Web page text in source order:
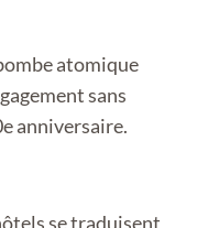
atomique
sans
anniversaire.
se traduisent